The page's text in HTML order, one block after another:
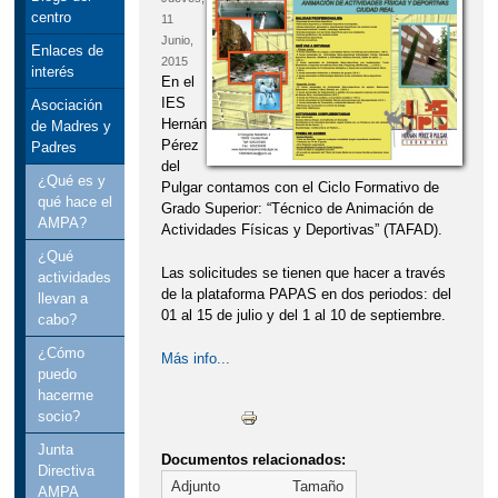
centro
Enlaces de
interés
Asociación
de Madres y
Padres
¿Qué es y
qué hace el
AMPA?
¿Qué
actividades
llevan a
cabo?
¿Cómo
puedo
hacerme
socio?
Junta
Directiva
AMPA
11
Junio,
2015
En el
IES
Hernán
Pérez
del
Pulgar contamos con el Ciclo Formativo de
Grado Superior: “Técnico de Animación de
Actividades Físicas y Deportivas” (TAFAD).
Las solicitudes se tienen que hacer a través
de la plataforma PAPAS en dos periodos: del
01 al 15 de julio y del 1 al 10 de septiembre.
Más info...
Documentos relacionados:
Adjunto
Tamaño